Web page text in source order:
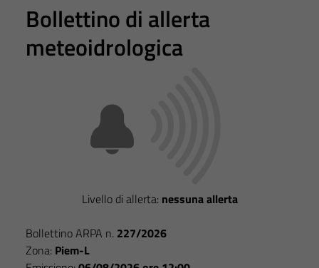
Bollettino di allerta
meteoidrologica
Livello di allerta: nessuna allerta
Bollettino ARPA n. 227/2026
Zona: Piem-L
Questi cookie
sono necessari
personali.